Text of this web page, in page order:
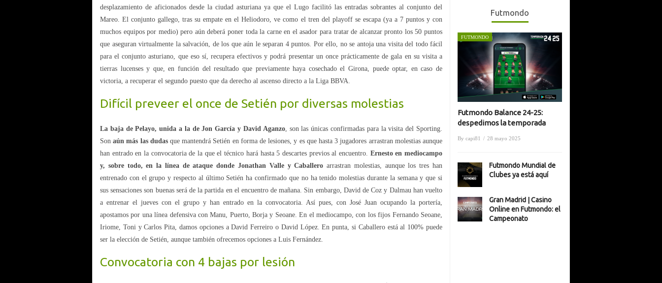
desplazamiento de aficionados desde la ciudad asturiana ya que el Lugo facilitó las entradas sobrantes al conjunto del
Mareo. El conjunto gallego, tras su empate en el Heliodoro, ve como el tren del playoff se escapa (ya a 7 puntos y con
muchos equipos por medio) pero aún deberá poner toda la carne en el asador para tratar de alcanzar pronto los 50 puntos
que aseguran virtualmente la salvación, de los que aún le separan 4 puntos. Por ello, no se antoja una visita del todo fácil
para el conjunto asturiano, que eso sí, recupera efectivos y podrá presentar un once prácticamente de gala en su visita a
tierras lucenses y que, en función del resultado que previamente haya cosechado el Girona, puede optar, en caso de
victoria, a recuperar el segundo puesto que da derecho al ascenso directo a la Liga BBVA.
Difícil preveer el once de Setién por diversas molestias
La baja de Pelayo, unida a la de Jon García y David Aganzo, son las únicas confirmadas para la visita del Sporting.
Sonaún más las dudasque mantendrá Setién en forma de lesiones, y es que hasta 3 jugadores arrastran molestias aunque
han entrado en la convocatoria de la que el técnico hará hasta 5 descartes previos al encuentro. Ernesto en mediocampo
y, sobre todo, en la línea de ataque donde Jonathan Valle y Caballero arrastran molestias, aunque los tres han
entrenado con el grupo y respecto al último Setién ha confirmado que no ha tenido molestias durante la semana y que si
sus sensaciones son buenas será de la partida en el encuentro de mañana. Sin embargo, David de Coz y Dalmau han vuelto
a entrenar el jueves con el grupo y han entrado en la convocatoria. Así pues, con José Juan ocupando la portería,
apostamos por una línea defensiva con Manu, Puerto, Borja y Seoane. En el mediocampo, con los fijos Fernando Seoane,
Iriome, Toni y Carlos Pita, damos opciones a David Ferreiro o David López. En punta, si Caballero está al 100% puede
ser la elección de Setién, aunque también ofrecemos opciones a Luis Fernández.
Convocatoria con 4 bajas por lesión
Futmondo
FUTMONDO
Futmondo Balance 24-25:
despedimos la temporada
By capi81 / 28 mayo 2025
Futmondo Mundial de
Clubes ya está aquí
Gran Madrid | Casino
Online en Futmondo: el
Campeonato